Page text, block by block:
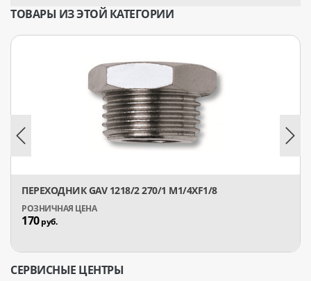
ТОВАРЫ ИЗ ЭТОЙ КАТЕГОРИИ
ПЕРЕХОДНИК GAV 1218/2 270/1 М1/4XF1/8
170руб.
СЕРВИСНЫЕ ЦЕНТРЫ